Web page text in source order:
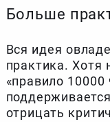
Больше
Вся идея
практика. Хотя
«правило
отрицать